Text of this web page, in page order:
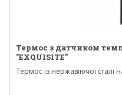
Термос з датчиком
"EXQUISITE"
Термос із нержавіючої сталі